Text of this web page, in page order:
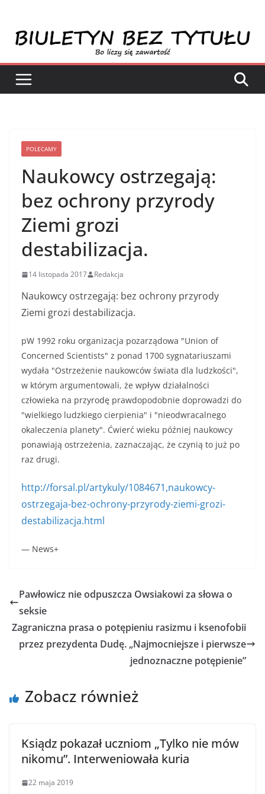
treści
POLECAMY
Naukowcy ostrzegają:
bez ochrony przyrody
Ziemi grozi
destabilizacja.
14 listopada 2017 Redakcja
Naukowcy ostrzegają: bez ochrony przyrody
Ziemi grozi destabilizacja.
pW 1992 roku organizacja pozarządowa "Union of
Concerned Scientists" z ponad 1700 sygnatariuszami
wydała "Ostrzeżenie naukowców świata dla ludzkości",
w którym argumentowali, że wpływ działalności
człowieka na przyrodę prawdopodobnie doprowadzi do
"wielkiego ludzkiego cierpienia" i "nieodwracalnego
okaleczenia planety". Ćwierć wieku później naukowcy
ponawiają ostrzeżenia, zaznaczając, że czynią to już po
raz drugi.
http://forsal.pl/artykuly/1084671,naukowcy-
ostrzegaja-bez-ochrony-przyrody-ziemi-grozi-
destabilizacja.html
— News+
Pawłowicz nie odpuszcza Owsiakowi za słowa o
seksie
Zagraniczna prasa o potępieniu rasizmu i ksenofobii
przez prezydenta Dudę. „Najmocniejsze i pierwsze
jednoznaczne potępienie”
Zobacz również
Ksiądz pokazał uczniom „Tylko nie mów
nikomu”. Interweniowała kuria
22 maja 2019